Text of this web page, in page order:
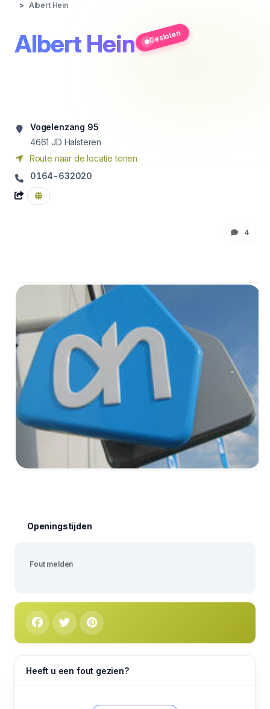
Albert Hein
Albert Hein Gesloten
Vogelenzang 95
4661 JD Halsteren
Route naar de locatie tonen
0164-632020
4
Openingstijden
Fout melden
Heeft u een fout gezien?